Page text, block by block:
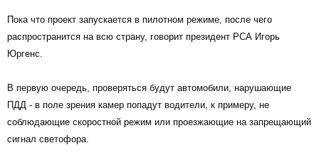
Пока что проект запускается в пилотном режиме, после чего
распространится на всю страну, говорит президент РСА Игорь
Юргенс.
В первую очередь, проверяться будут автомобили, нарушающие
ПДД - в поле зрения камер попадут водители, к примеру, не
соблюдающие скоростной режим или проезжающие на запрещающий
сигнал светофора.